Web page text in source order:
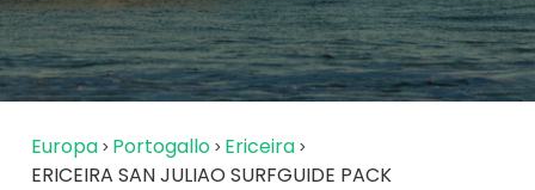
Europa Portogallo Ericeira
ERICEIRA SAN JULIAO SURFGUIDE PACK